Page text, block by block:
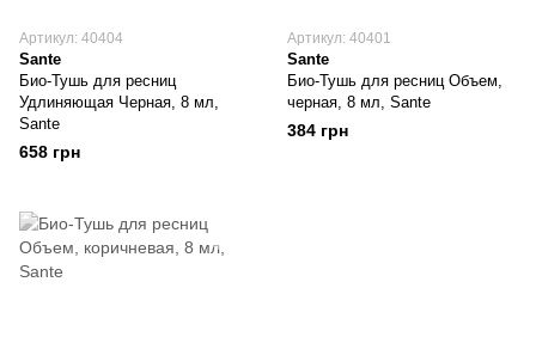
Артикул: 40404
Sante
Био-Тушь для ресниц
Удлиняющая Черная, 8 мл,
Sante
658 грн
Артикул: 40401
Sante
Био-Тушь для ресниц Объем,
черная, 8 мл, Sante
384 грн